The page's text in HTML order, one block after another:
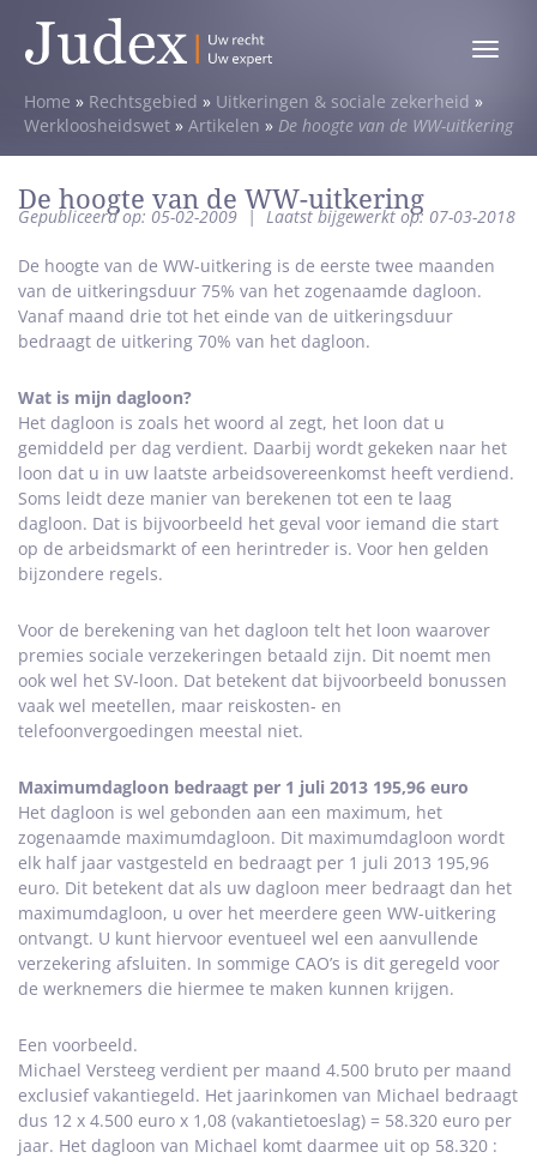
Toggle
Home » Rechtsgebied » Uitkeringen & sociale zekerheid »
Werkloosheidswet » Artikelen » De hoogte van de WW-uitkering
De hoogte van de WW-uitkering
Gepubliceerd op: 05-02-2009 |Laatst bijgewerkt op: 07-03-2018
De hoogte van de WW-uitkering is de eerste twee maanden
van de uitkeringsduur 75% van het zogenaamde dagloon.
Vanaf maand drie tot het einde van de uitkeringsduur
bedraagt de uitkering 70% van het dagloon.
Wat is mijn dagloon?
Het dagloon is zoals het woord al zegt, het loon dat u
gemiddeld per dag verdient. Daarbij wordt gekeken naar het
loon dat u in uw laatste arbeidsovereenkomst heeft verdiend.
Soms leidt deze manier van berekenen tot een te laag
dagloon. Dat is bijvoorbeeld het geval voor iemand die start
op de arbeidsmarkt of een herintreder is. Voor hen gelden
bijzondere regels.
Voor de berekening van het dagloon telt het loon waarover
premies sociale verzekeringen betaald zijn. Dit noemt men
ook wel het SV-loon. Dat betekent dat bijvoorbeeld bonussen
vaak wel meetellen, maar reiskosten- en
telefoonvergoedingen meestal niet.
Maximumdagloon bedraagt per 1 juli 2013 195,96 euro
Het dagloon is wel gebonden aan een maximum, het
zogenaamde maximumdagloon. Dit maximumdagloon wordt
elk half jaar vastgesteld en bedraagt per 1 juli 2013 195,96
euro. Dit betekent dat als uw dagloon meer bedraagt dan het
maximumdagloon, u over het meerdere geen WW-uitkering
ontvangt. U kunt hiervoor eventueel wel een aanvullende
verzekering afsluiten. In sommige CAO’s is dit geregeld voor
de werknemers die hiermee te maken kunnen krijgen.
Een voorbeeld.
Michael Versteeg verdient per maand 4.500 bruto per maand
exclusief vakantiegeld. Het jaarinkomen van Michael bedraagt
dus 12 x 4.500 euro x 1,08 (vakantietoeslag) = 58.320 euro per
jaar. Het dagloon van Michael komt daarmee uit op 58.320 :